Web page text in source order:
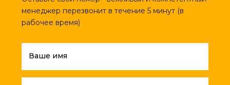
менеджер перезвонит в течение 5 минут (в
рабочее время)
Ваше имя